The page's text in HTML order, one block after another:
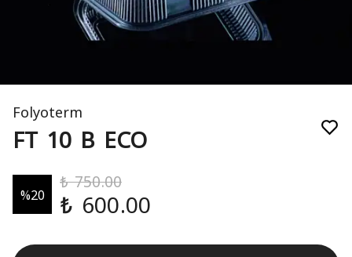
Folyoterm
FT 10 B ECO
%20
₺ 750.00
₺ 600.00